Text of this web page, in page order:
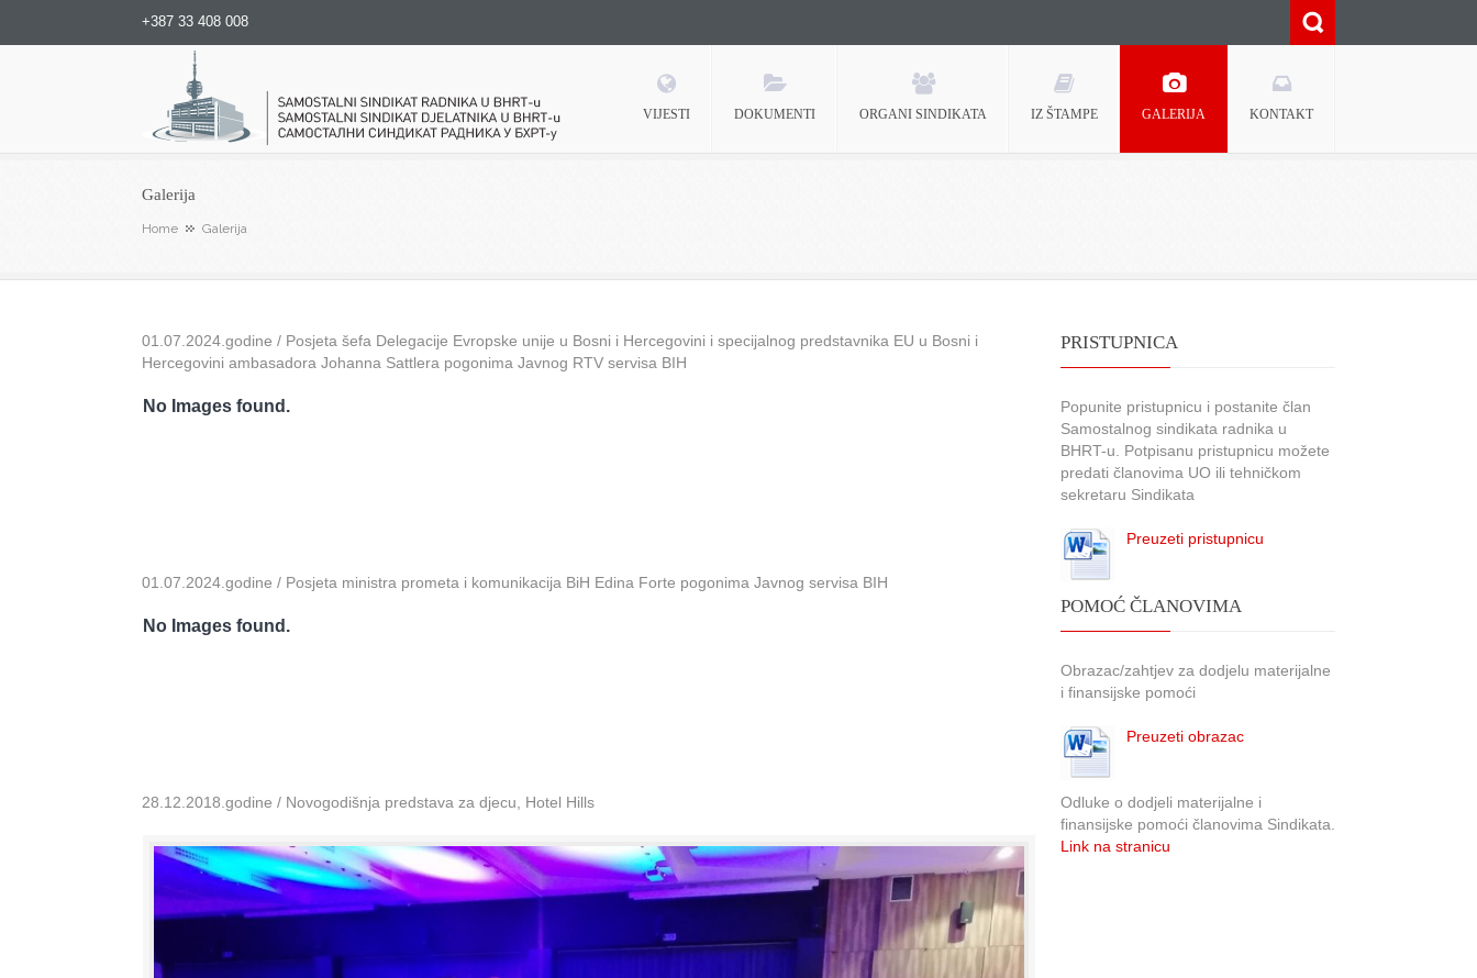
+387 33 408 008
Samostalni sindikat radnika u BHRT-u
VIJESTI DOKUMENTI ORGANI SINDIKATA IZ ŠTAMPE GALERIJA KONTAKT
Galerija
Home Galerija
01.07.2024.godine / Posjeta šefa Delegacije Evropske unije u Bosni i Hercegovini i specijalnog predstavnika EU u Bosni i
Hercegovini ambasadora Johanna Sattlera pogonima Javnog RTV servisa BIH
No Images found.
01.07.2024.godine / Posjeta ministra prometa i komunikacija BiH Edina Forte pogonima Javnog servisa BIH
No Images found.
28.12.2018.godine / Novogodišnja predstava za djecu, Hotel Hills
PRISTUPNICA
Popunite pristupnicu i postanite član
Samostalnog sindikata radnika u
BHRT-u. Potpisanu pristupnicu možete
predati članovima UO ili tehničkom
sekretaru Sindikata
Preuzeti pristupnicu
POMOĆ ČLANOVIMA
Obrazac/zahtjev za dodjelu materijalne
i finansijske pomoći
Preuzeti obrazac
Odluke o dodjeli materijalne i
finansijske pomoći članovima Sindikata.
Link na stranicu